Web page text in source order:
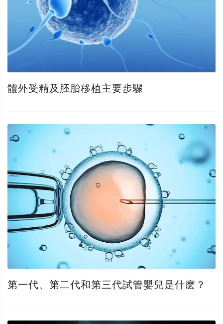
體外受精及胚胎移植主要步驟
第一代、第二代和第三代試管嬰兒是什麽？